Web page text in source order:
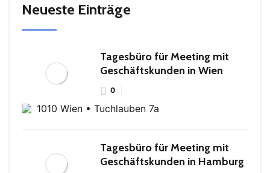
Neueste Einträge
Tagesbüro für Meeting mit
Geschäftskunden in Wien
0
1010 Wien • Tuchlauben 7a
Tagesbüro für Meeting mit
Geschäftskunden in Hamburg